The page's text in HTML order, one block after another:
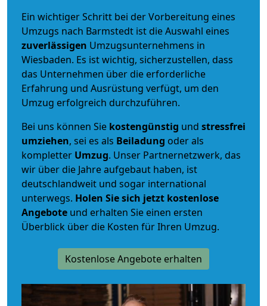
Ein wichtiger Schritt bei der Vorbereitung eines
Umzugs nach Barmstedt ist die Auswahl eines
zuverlässigen Umzugsunternehmens in
Wiesbaden. Es ist wichtig, sicherzustellen, dass
das Unternehmen über die erforderliche
Erfahrung und Ausrüstung verfügt, um den
Umzug erfolgreich durchzuführen.
Bei uns können Sie kostengünstig und stressfrei
umziehen, sei es als Beiladung oder als
kompletter Umzug. Unser Partnernetzwerk, das
wir über die Jahre aufgebaut haben, ist
deutschlandweit und sogar international
unterwegs. Holen Sie sich jetzt kostenlose
Angebote und erhalten Sie einen ersten
Überblick über die Kosten für Ihren Umzug.
Kostenlose Angebote erhalten